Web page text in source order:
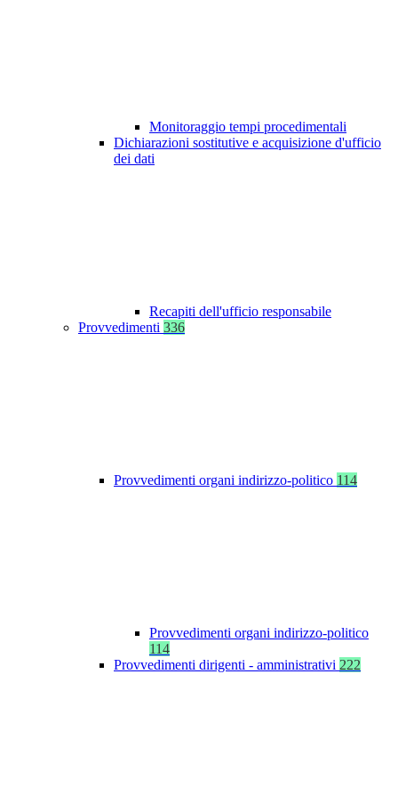
Monitoraggio tempi procedimentali
Dichiarazioni sostitutive e acquisizione d'ufficio
dei dati
Recapiti dell'ufficio responsabile
Provvedimenti 336
Provvedimenti organi indirizzo-politico 114
Provvedimenti organi indirizzo-politico
114
Provvedimenti dirigenti - amministrativi 222